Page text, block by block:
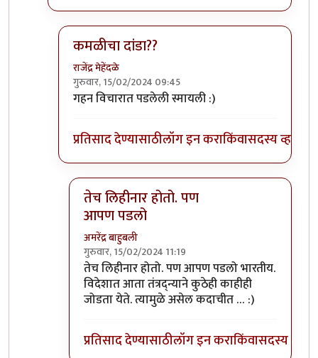
कमळीचा दांडा??
राजेंद्र मेहेंदळे
गुरुवार, 15/02/2024 09:45
In reply toकाहीही हं ....byनठ्यारा
गहन विचारात पडलेली स्मायली :)
प्रतिसाद देण्यासाठीलॉग इन कराकिंवासदस्य व्हा
तेच लिहीनार होतो. पण
आपण पडलो
अमरेंद्र बाहुबली
गुरुवार, 15/02/2024 11:19
In reply toकमळीचा दांडा??byराजेंद्र मेहेंदळे
तेच लिहीनार होतो. पण आपण पडलो भारतीय.
विदेशात आता तंत्रद्न्याने कुठेही काहीही
जोडता येते. त्यामुळे असेल कदाचीत … :)
प्रतिसाद देण्यासाठीलॉग इन कराकिंवासदस्य व्हा